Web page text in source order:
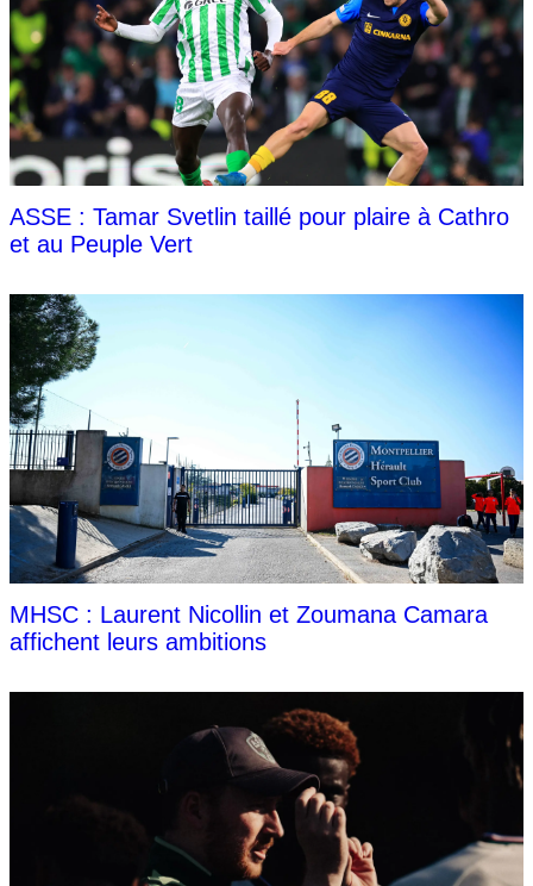
ASSE : Tamar Svetlin taillé pour plaire à Cathro
et au Peuple Vert
MHSC : Laurent Nicollin et Zoumana Camara
affichent leurs ambitions